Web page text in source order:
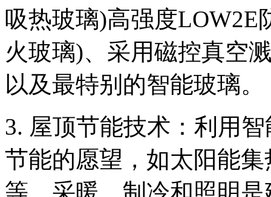
吸热玻璃)高强度LOW2E
火玻璃)、采用磁控真空
以及最特别的智能玻璃。
3. 屋顶节能技术：利用
节能的愿望，如太阳能
等。采暖、制冷和照明